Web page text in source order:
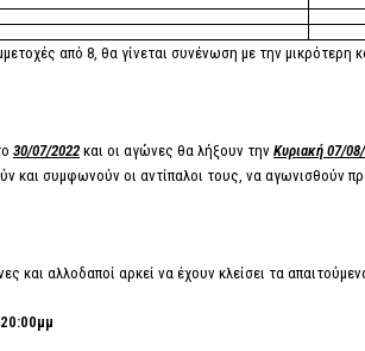
από 8, θα γίνεται συνένωση με την μικρότερη
30/07/2022 και οι αγώνες θα λήξουν την Κυριακή 07/
και συμφωνούν οι αντίπαλοι τους, να αγωνισθούν
και αλλοδαποί αρκεί να έχουν κλείσει τα